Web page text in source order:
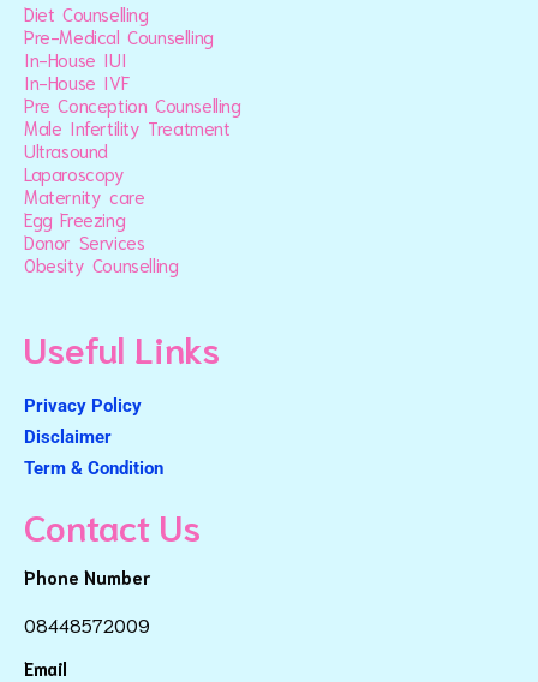
Diet Counselling
Pre-Medical Counselling
In-House IUI
In-House IVF
Pre Conception Counselling
Male Infertility Treatment
Ultrasound
Laparoscopy
Maternity care
Egg Freezing
Donor Services
Obesity Counselling
Useful Links
Privacy Policy
Disclaimer
Term & Condition
Contact Us
Phone Number
08448572009
Email